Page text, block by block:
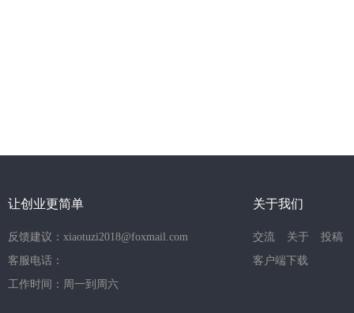
让创业更简单
反馈建议：xiaotuzi2018@foxmail.com
客服电话：
工作时间：周一到周六
关于我们
交流 关于
投稿
客户端下载